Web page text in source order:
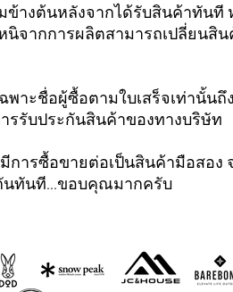
ข้างต้นหลังจากได้รับสินค้าทันที
นิจากการผลิตสามารถเปลี่ยนสิน
พาะชื่อผู้ซื้อตามใบเสร็จเท่านั้น
ารรับประกันสินค้าของทางบริษัท
การซื้อขายต่อเป็นสินค้ามือสอง
นทันที...ขอบคุณมากครับ